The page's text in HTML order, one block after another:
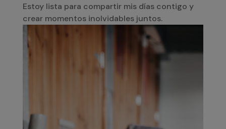
Estoy lista para compartir mis días contigo y
crear momentos inolvidables juntos.